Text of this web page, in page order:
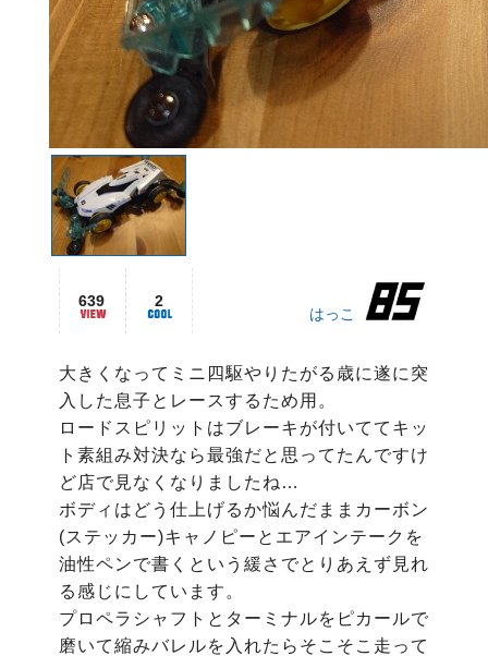
639 2
はっこ
大きくなってミニ四駆やりたがる歳に遂に突
入した息子とレースするため用。
ロードスピリットはブレーキが付いててキッ
ト素組み対決なら最強だと思ってたんですけ
ど店で見なくなりましたね…
ボディはどう仕上げるか悩んだままカーボン
(ステッカー)キャノピーとエアインテークを
油性ペンで書くという緩さでとりあえず見れ
る感じにしています。
プロペラシャフトとターミナルをピカールで
磨いて縮みバレルを入れたらそこそこ走って